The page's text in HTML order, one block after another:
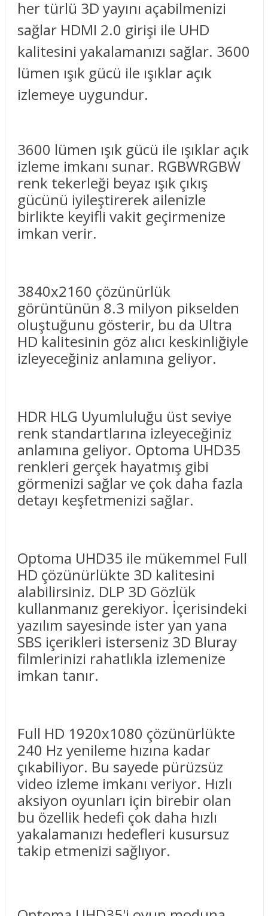
her türlü 3D yayını açabilmenizi
sağlar HDMI 2.0 girişi ile UHD
kalitesini yakalamanızı sağlar. 3600
lümen ışık gücü ile ışıklar açık
izlemeye uygundur.
3600 lümen ışık gücü ile ışıklar açık
izleme imkanı sunar. RGBWRGBW
renk tekerleği beyaz ışık çıkış
gücünü iyileştirerek ailenizle
birlikte keyifli vakit geçirmenize
imkan verir.
3840x2160 çözünürlük
görüntünün 8.3 milyon pikselden
oluştuğunu gösterir, bu da Ultra
HD kalitesinin göz alıcı keskinliğiyle
izleyeceğiniz anlamına geliyor.
HDR HLG Uyumluluğu üst seviye
renk standartlarına izleyeceğiniz
anlamına geliyor. Optoma UHD35
renkleri gerçek hayatmış gibi
görmenizi sağlar ve çok daha fazla
detayı keşfetmenizi sağlar.
Optoma UHD35 ile mükemmel Full
HD çözünürlükte 3D kalitesini
alabilirsiniz. DLP 3D Gözlük
kullanmanız gerekiyor. İçerisindeki
yazılım sayesinde ister yan yana
SBS içerikleri isterseniz 3D Bluray
filmlerinizi rahatlıkla izlemenize
imkan tanır.
Full HD 1920x1080 çözünürlükte
240 Hz yenileme hızına kadar
çıkabiliyor. Bu sayede pürüzsüz
video izleme imkanı veriyor. Hızlı
aksiyon oyunları için birebir olan
bu özellik hedefi çok daha hızlı
yakalamanızı hedefleri kusursuz
takip etmenizi sağlıyor.